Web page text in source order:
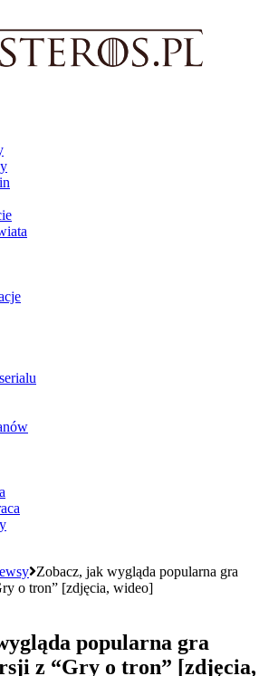
Zobacz, jak wygląda popularna gra
o tron” [zdjęcia, wideo]
popularna gra
z “Gry o tron” [zdjęcia,